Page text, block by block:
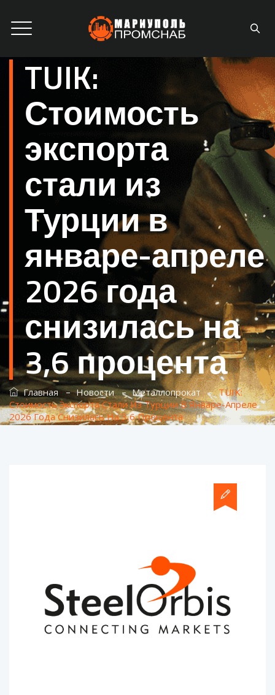
TUIK:
Стоимость
экспорта
стали из
Турции в
январе-апреле
2026 года
снизилась на
3,6 процента
Главная–Новости–Металлопрокат–TUIK:
Стоимость Экспорта Стали Из Турции В Январе-Апреле
2026 Года Снизилась На 3,6 Процента